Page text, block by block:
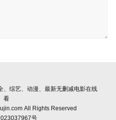
、综艺、动漫、最新无删减电影在线
看
All Rights Reserved
号